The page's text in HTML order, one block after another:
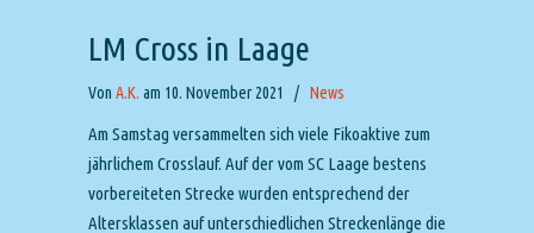
LM Cross in Laage
Von A.K. am 10. November 2021 / News
Am Samstag versammelten sich viele Fikoaktive zum
jährlichem Crosslauf. Auf der vom SC Laage bestens
vorbereiteten Strecke wurden entsprechend der
Altersklassen auf unterschiedlichen Streckenlänge die